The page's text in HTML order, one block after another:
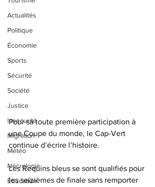
Actualités
Politique
Économie
Sports
Sécurité
Société
Justice
Insécurité
Migration
Météo
Nécrologie
Éducation
Pour sa toute première participation à
une Coupe du monde, le Cap-Vert
continue d’écrire l’histoire.
Les Requins bleus se sont qualifiés pour
les seizièmes de finale sans remporter